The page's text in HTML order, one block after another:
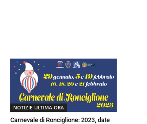
NOTIZIE ULTIMA ORA
Carnevale di Ronciglione: 2023, date